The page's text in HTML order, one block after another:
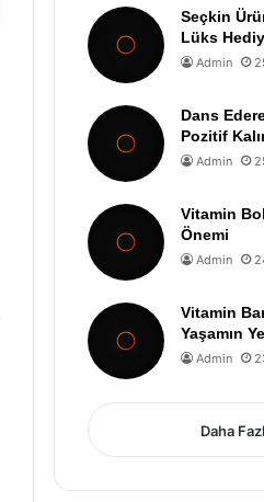
Seçkin
Lüks
Admin
Dans
Pozitif
Admin
Vitamin
Önemi
Admin
Vitamin
Yaşamın
Admin
Daha